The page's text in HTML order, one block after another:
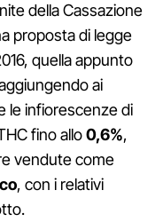
della Cassazione
proposta di legge
quella appunto
ai
le infiorescenze di
fino allo0,6%,
vendute come
, con i relativi